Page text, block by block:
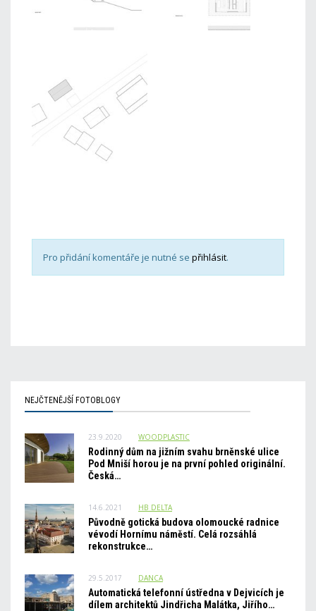
Pro přidání komentáře je nutné se přihlásit.
NEJČTENĚJŠÍ FOTOBLOGY
23.9.2020 WOODPLASTIC
Rodinný dům na jižním svahu brněnské ulice
Pod Mniší horou je na první pohled originální.
Česká…
14.6.2021 HB_DELTA
Původně gotická budova olomoucké radnice
vévodí Hornímu náměstí. Celá rozsáhlá
rekonstrukce…
29.5.2017 DANCA
Automatická telefonní ústředna v Dejvicích je
dílem architektů Jindřicha Malátka, Jiřího…